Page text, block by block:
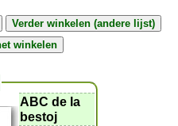
ABC de la
bestoj